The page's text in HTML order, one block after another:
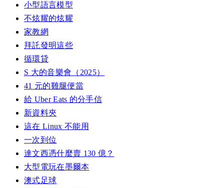
小型語言模型
不炫耀的炫耀
家教網
拜託發明這些
循環貸
S 大的音樂會（2025）
41 元的雞腿便當
給 Uber Eats 的分手信
新資料夾
這在 Linux 不能用
一次到位
達文西憑什麼賣 130 億？
大型電玩在墨爾本
澳式足球